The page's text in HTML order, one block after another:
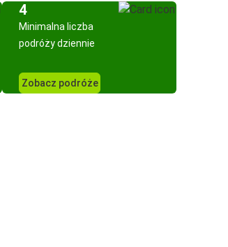
4
Minimalna liczba
podróży dziennie
Zobacz podróże